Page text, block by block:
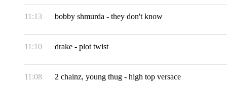
11:13 bobby shmurda - they don't know
11:10 drake - plot twist
11:08 2 chainz, young thug - high top versace